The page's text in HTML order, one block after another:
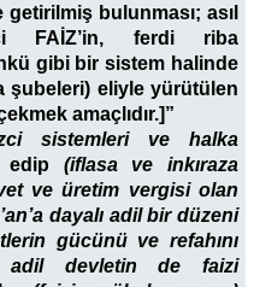
bulunması; asıl
FAİZ’in, ferdi riba
gibi bir sistem halinde
şubeleri) eliyle yürütülen
amaçlıdır.]”
sistemleri ve halka
edip (iflasa ve inkıraza
ve üretim vergisi olan
dayalı adil bir düzeni
gücünü ve refahını
devletin de faizi